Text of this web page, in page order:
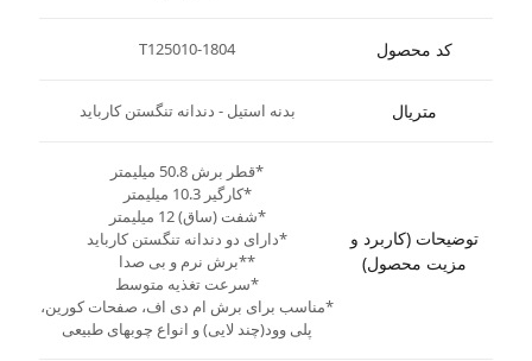
کد محصول T125010-1804
متریال بدنه استیل - دندانه تنگستن کارباید
توضیحات (کاربرد و
مزیت محصول)
*قطر برش 50.8 میلیمتر
*کارگیر 10.3 میلیمتر
*شفت (ساق) 12 میلیمتر
*دارای دو دندانه تنگستن کارباید
**برش نرم و بی صدا
*سرعت تغذیه متوسط
*مناسب برای برش ام دی اف، صفحات کورین،
پلی وود(چند لایی) و انواع چوبهای طبیعی